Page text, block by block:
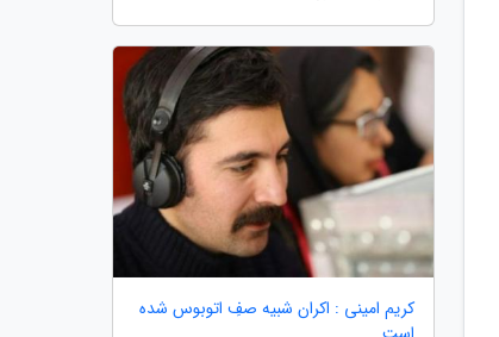
کریم امینی : اکران شبیه صفِ اتوبوس شده